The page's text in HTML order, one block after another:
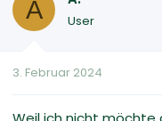
A User
3. Februar 2024